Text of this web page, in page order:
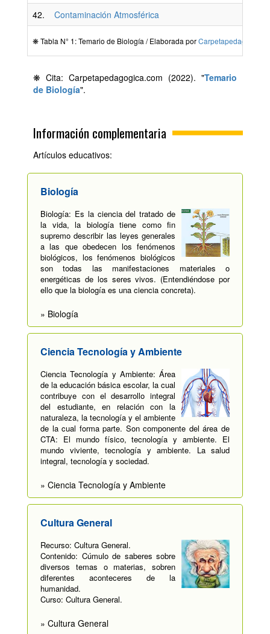
42.
Contaminación Atmosférica
❋ Tabla N° 1: Temario de Biología / Elaborada por
❋ Cita: Carpetapedagogica.com (2022). "Temario
de Biología".
Información complementaria
Artículos educativos:
Biología
Biología: Es la ciencia del tratado de
la vida, la biología tiene como fin
supremo describir las leyes generales
a las que obedecen los fenómenos
biológicos, los fenómenos biológicos
son todas las manifestaciones materiales o
energéticas de los seres vivos. (Entendiéndose por
ello que la biología es una ciencia concreta).
» Biología
Ciencia Tecnología y Ambiente
Ciencia Tecnología y Ambiente: Área
de la educación básica escolar, la cual
contribuye con el desarrollo integral
del estudiante, en relación con la
naturaleza, la tecnología y el ambiente
de la cual forma parte. Son componente del área de
CTA: El mundo físico, tecnología y ambiente. El
mundo viviente, tecnología y ambiente. La salud
integral, tecnología y sociedad.
» Ciencia Tecnología y Ambiente
Cultura General
Recurso: Cultura General.
Contenido: Cúmulo de saberes sobre
diversos temas o materias, sobren
diferentes aconteceres de la
humanidad.
Curso: Cultura General.
» Cultura General